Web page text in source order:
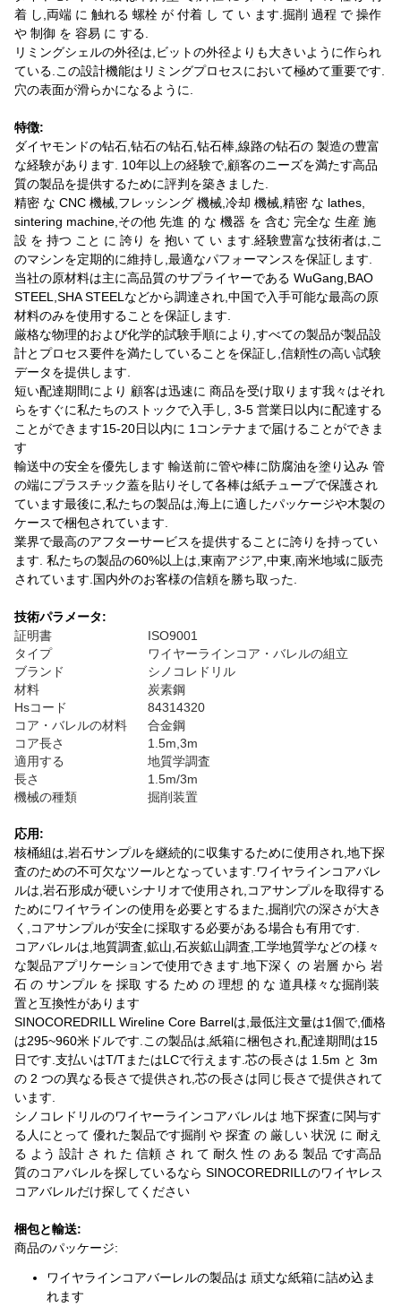
着 し,両端 に 触れる 螺栓 が 付着 し て い ます.掘削 過程 で 操作
や 制御 を 容易 に する.
リミングシェルの外径は,ビットの外径よりも大きいように作られ
ている.この設計機能はリミングプロセスにおいて極めて重要です.
穴の表面が滑らかになるように.
特徴:
ダイヤモンドの钻石,钻石の钻石,钻石棒,線路の钻石の 製造の豊富
な経験があります. 10年以上の経験で,顧客のニーズを満たす高品
質の製品を提供するために評判を築きました.
精密 な CNC 機械,フレッシング 機械,冷却 機械,精密 な lathes,
sintering machine,その他 先進 的 な 機器 を 含む 完全な 生産 施
設 を 持つ こと に 誇り を 抱い て い ます.経験豊富な技術者は,こ
のマシンを定期的に維持し,最適なパフォーマンスを保証します.
当社の原材料は主に高品質のサプライヤーである WuGang,BAO
STEEL,SHA STEELなどから調達され,中国で入手可能な最高の原
材料のみを使用することを保証します.
厳格な物理的および化学的試験手順により,すべての製品が製品設
計とプロセス要件を満たしていることを保証し,信頼性の高い試験
データを提供します.
短い配達期間により 顧客は迅速に 商品を受け取ります我々はそれ
らをすぐに私たちのストックで入手し, 3-5 営業日以内に配達する
ことができます15-20日以内に 1コンテナまで届けることができま
す
輸送中の安全を優先します 輸送前に管や棒に防腐油を塗り込み 管
の端にプラスチック蓋を貼りそして各棒は紙チューブで保護され
ています最後に,私たちの製品は,海上に適したパッケージや木製の
ケースで梱包されています.
業界で最高のアフターサービスを提供することに誇りを持ってい
ます. 私たちの製品の60%以上は,東南アジア,中東,南米地域に販売
されています.国内外のお客様の信頼を勝ち取った.
技術パラメータ:
証明書
ISO9001
タイプ
ワイヤーラインコア・バレルの組立
ブランド
シノコレドリル
材料
炭素鋼
Hsコード
84314320
コア・バレルの材料
合金鋼
コア長さ
1.5m,3m
適用する
地質学調査
長さ
1.5m/3m
機械の種類
掘削装置
応用:
核桶組は,岩石サンプルを継続的に収集するために使用され,地下探
査のための不可欠なツールとなっています.ワイヤラインコアバレ
ルは,岩石形成が硬いシナリオで使用され,コアサンプルを取得する
ためにワイヤラインの使用を必要とするまた,掘削穴の深さが大き
く,コアサンプルが安全に採取する必要がある場合も有用です.
コアバレルは,地質調査,鉱山,石炭鉱山調査,工学地質学などの様々
な製品アプリケーションで使用できます.地下深く の 岩層 から 岩
石 の サンプル を 採取 する ため の 理想 的 な 道具様々な掘削装
置と互換性があります
SINOCOREDRILL Wireline Core Barrelは,最低注文量は1個で,価格
は295~960米ドルです.この製品は,紙箱に梱包され,配達期間は15
日です.支払いはT/TまたはLCで行えます.芯の長さは 1.5m と 3m
の 2 つの異なる長さで提供され,芯の長さは同じ長さで提供されて
います.
シノコレドリルのワイヤーラインコアバレルは 地下探査に関与す
る人にとって 優れた製品です掘削 や 探査 の 厳しい 状況 に 耐え
る よう 設計 さ れ た 信頼 さ れ て 耐久 性 の ある 製品 です高品
質のコアバレルを探しているなら SINOCOREDRILLのワイヤレス
コアバレルだけ探してください
梱包と輸送:
商品のパッケージ:
ワイヤラインコアバーレルの製品は 頑丈な紙箱に詰め込ま
れます